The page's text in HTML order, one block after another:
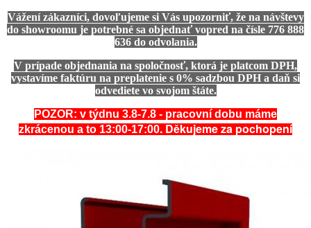
Vážení zákazníci, dovoľujeme si Vás upozorniť, že na návštevy
do showroomu je potrebné sa objednať vopred na čísle 776 888
636 do odvolania.
V prípade objednania na spoločnosť, ktorá je platcom DPH,
vystavíme faktúru na preplatenie s 0% sadzbou DPH a daň si
odvediete vo svojom štáte.
POZOR: v týdnu 3.8-7.8 - pracovní dobu máme
zkrácenou a to 13:00-17:00. Děkujeme za pochopení